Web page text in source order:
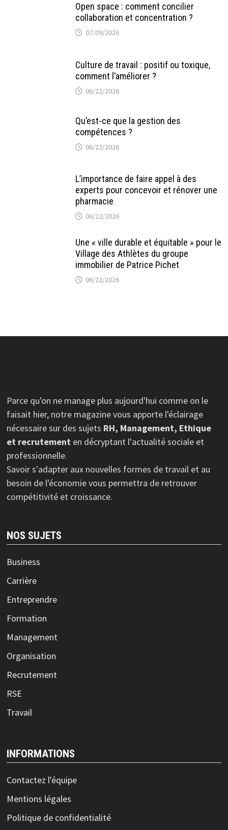
Open space : comment concilier
collaboration et concentration ?
07/09/2026
Culture de travail : positif ou toxique,
comment l’améliorer ?
06/22/2026
Qu’est-ce que la gestion des
compétences ?
06/22/2026
L’importance de faire appel à des
experts pour concevoir et rénover une
pharmacie
06/22/2026
Une « ville durable et équitable » pour le
Village des Athlètes du groupe
immobilier de Patrice Pichet
06/22/2026
Parce qu'on ne manage plus aujourd'hui comme on le
faisait hier, notre magazine vous apporte l'éclairage
nécessaire sur des sujets RH, Management, Ethique
et recrutementen décryptant l'actualité sociale et
professionnelle.
Savoir s'adapter aux nouvelles formes de travail et au
besoin de l'économie vous permettra de retrouver
compétitivité et croissance.
NOS SUJETS
Business
Carrière
Entreprendre
Formation
Management
Organisation
Recrutement
RSE
Travail
INFORMATIONS
Contactez l'équipe
Mentions légales
Politique de confidentialité